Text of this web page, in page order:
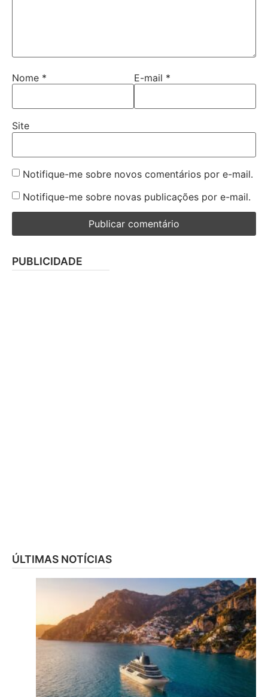
Nome * E-mail *
Site
Notifique-me sobre novos comentários por e-mail.
Notifique-me sobre novas publicações por e-mail.
PUBLICIDADE
ÚLTIMAS NOTÍCIAS